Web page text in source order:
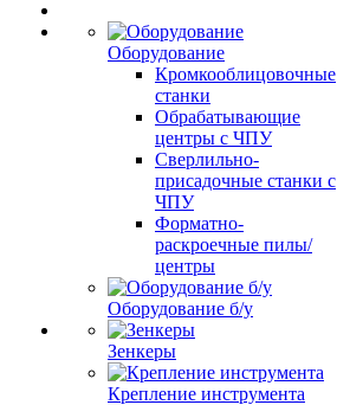
Оборудование
Кромкооблицовочные
станки
Обрабатывающие
центры с ЧПУ
Сверлильно-
присадочные станки с
ЧПУ
Форматно-
раскроечные пилы/
центры
Оборудование б/у
Зенкеры
Крепление инструмента